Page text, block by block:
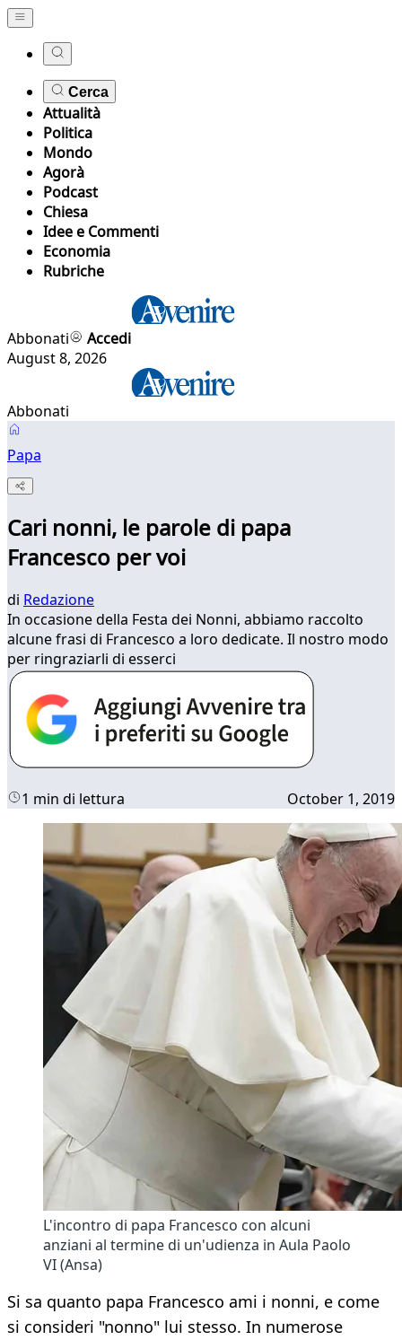
Cerca
Attualità
Politica
Mondo
Agorà
Podcast
Chiesa
Idee e Commenti
Economia
Rubriche
Abbonati
Accedi
August 8, 2026
Abbonati
Papa
Cari nonni, le parole di papa
Francesco per voi
di Redazione
In occasione della Festa dei Nonni, abbiamo raccolto
alcune frasi di Francesco a loro dedicate. Il nostro modo
per ringraziarli di esserci
1 min di lettura October 1, 2019
L'incontro di papa Francesco con alcuni
anziani al termine di un'udienza in Aula Paolo
VI (Ansa)
Si sa quanto papa Francesco ami i nonni, e come
si consideri "nonno" lui stesso. In numerose